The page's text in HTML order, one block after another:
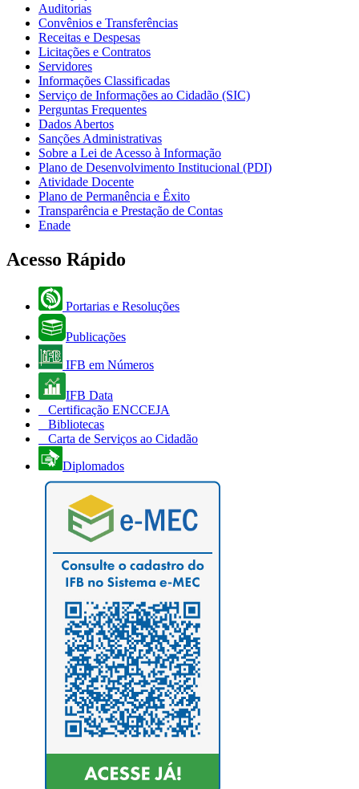
Auditorias
Convênios e Transferências
Receitas e Despesas
Licitações e Contratos
Servidores
Informações Classificadas
Serviço de Informações ao Cidadão (SIC)
Perguntas Frequentes
Dados Abertos
Sanções Administrativas
Sobre a Lei de Acesso à Informação
Plano de Desenvolvimento Institucional (PDI)
Atividade Docente
Plano de Permanência e Êxito
Transparência e Prestação de Contas
Enade
Acesso Rápido
Portarias e Resoluções
Publicações
IFB em Números
IFB Data
Certificação ENCCEJA
Bibliotecas
Carta de Serviços ao Cidadão
Diplomados